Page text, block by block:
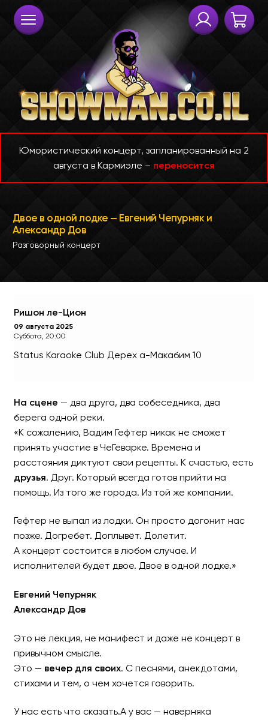
Юмористический концерт, запланированный на 2
августа в Кармиэле – переносится
Двое в одной лодке —
Александр Дов
Разговорный концерт
Ришон ле-Цион
09 августа 2025
Суббота, 20:00
Status Karaoke Club Дерех а-Макабим 10
На сцене — два друга, два собеседника, два
берега одной реки.
«К сожалению, Вадим Гефтер никак не сможет
принять участие в ЧеГеварке. Времена и
расстояния диктуют свои рецепты. К счастью, есть
друзья. Друг. Который всегда готов прийти на
помощь. Из того же города. Из той же компании.
Гефтер не выпал из лодки. Он просто догонит нас
позже. Догребёт. Доплывёт. Долетит.
А концерт состоится в любом случае. И
исполнителей будет двое. Двое в одной лодке.»
Евгений Чепурняк
Александр Дов
Это не лекция, не манифест и даже не концерт в
привычном смысле.
Это — вечер для своих. С песнями, анекдотами,
стихами и тем, о чем хочется говорить.
У нас есть что сказать.А у вас — наверняка